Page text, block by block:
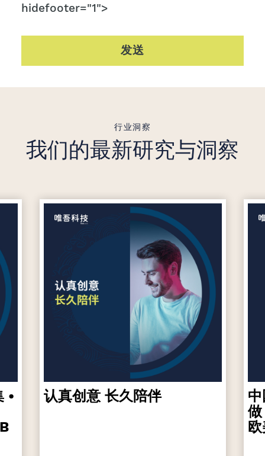
hidefooter="1">
发送
行业洞察
我们的最新研究与洞察
•
认真创意 长久陪伴